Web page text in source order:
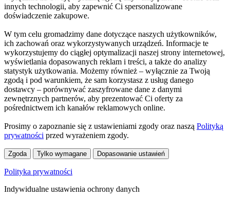
innych technologii, aby zapewnić Ci spersonalizowane
doświadczenie zakupowe.
W tym celu gromadzimy dane dotyczące naszych użytkowników,
ich zachowań oraz wykorzystywanych urządzeń. Informacje te
wykorzystujemy do ciągłej optymalizacji naszej strony internetowej,
wyświetlania dopasowanych reklam i treści, a także do analizy
statystyk użytkowania. Możemy również – wyłącznie za Twoją
zgodą i pod warunkiem, że sam korzystasz z usług danego
dostawcy – porównywać zaszyfrowane dane z danymi
zewnętrznych partnerów, aby prezentować Ci oferty za
pośrednictwem ich kanałów reklamowych online.
Prosimy o zapoznanie się z ustawieniami zgody oraz naszą Polityką
prywatności przed wyrażeniem zgody.
Zgoda Tylko wymagane Dopasowanie ustawień
Polityka prywatności
Indywidualne ustawienia ochrony danych